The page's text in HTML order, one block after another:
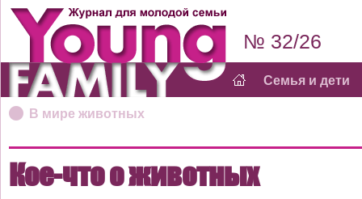
В мире животных
Кое-что о животных
№ 32/26
Семья и дети